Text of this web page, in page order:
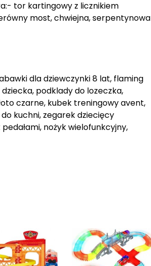
tor kartingowy z licznikiem
most, chwiejna, serpentynowa
dla dziewczynki 8 lat, flaming
podklady do lozeczka,
czarne, kubek treningowy avent,
kuchni, zegarek dziecięcy
nożyk wielofunkcyjny,